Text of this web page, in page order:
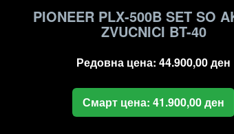
PIONEER PLX-500B SET SO
ZVUCNICI BT-40
Редовна цена:44.900,00ден
Смарт цена:41.900,00ден